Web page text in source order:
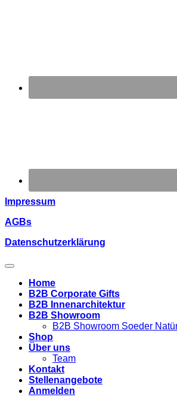
Impressum
AGBs
Datenschutzerklärung
Home
B2B Corporate Gifts
B2B Innenarchitektur
B2B Showroom
B2B Showroom Soeder
Shop
Über uns
Team
Kontakt
Stellenangebote
Anmelden